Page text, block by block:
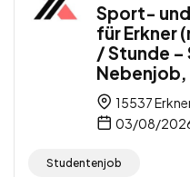
Sport-
für Erkner
/ Stunde
15537
03/08/
Studentenjob